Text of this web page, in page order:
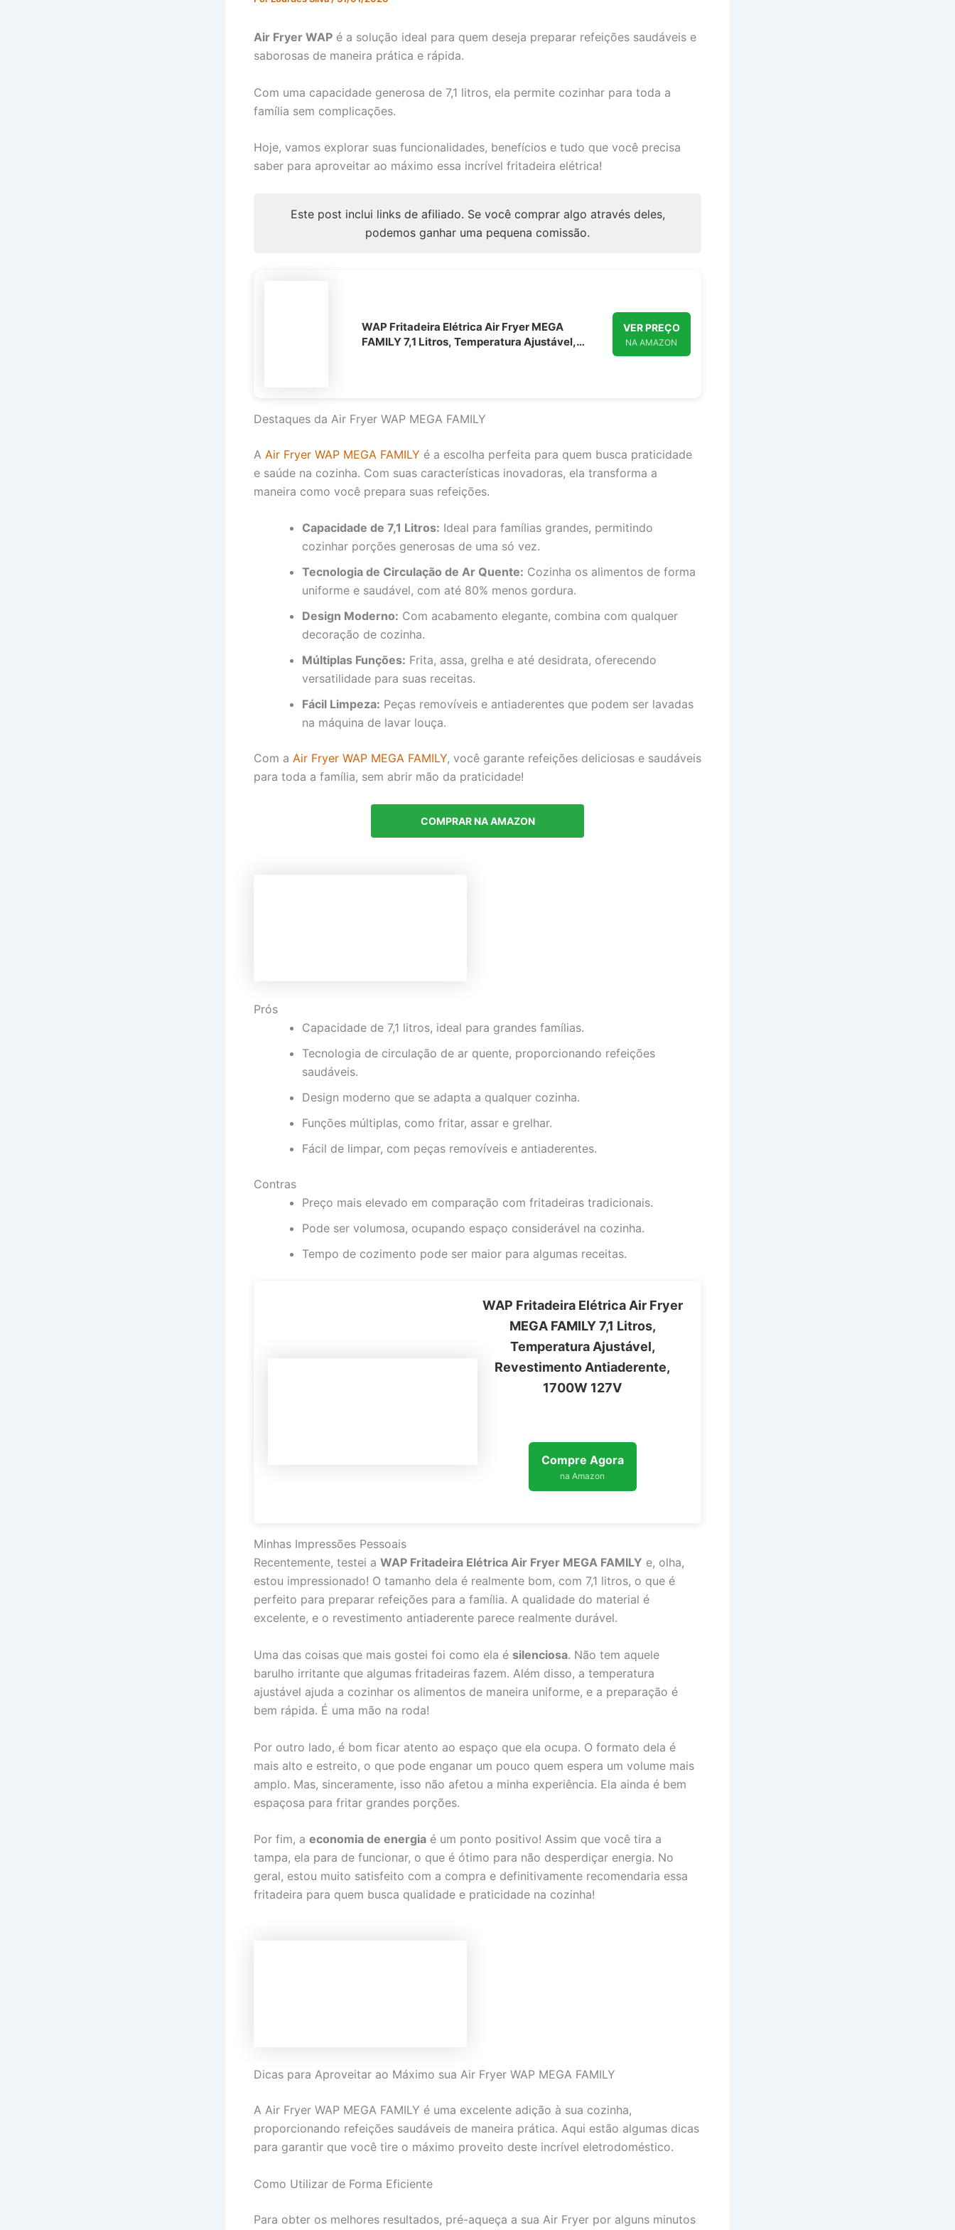
Air Fryer WAP é a solução ideal para quem deseja preparar refeições saudáveis e
saborosas de maneira prática e rápida.
Com uma capacidade generosa de 7,1 litros, ela permite cozinhar para toda a
família sem complicações.
Hoje, vamos explorar suas funcionalidades, benefícios e tudo que você precisa
saber para aproveitar ao máximo essa incrível fritadeira elétrica!
Este post inclui links de afiliado. Se você comprar algo através deles,
podemos ganhar uma pequena comissão.
WAP Fritadeira Elétrica Air Fryer MEGA
FAMILY 7,1 Litros, Temperatura Ajustável,
VER PREÇO
NA AMAZON
Destaques da Air Fryer WAP MEGA FAMILY
A Air Fryer WAP MEGA FAMILY é a escolha perfeita para quem busca praticidade
e saúde na cozinha. Com suas características inovadoras, ela transforma a
maneira como você prepara suas refeições.
Capacidade de 7,1 Litros: Ideal para famílias grandes, permitindo
cozinhar porções generosas de uma só vez.
Tecnologia de Circulação de Ar Quente: Cozinha os alimentos de forma
uniforme e saudável, com até 80% menos gordura.
Design Moderno: Com acabamento elegante, combina com qualquer
decoração de cozinha.
Múltiplas Funções: Frita, assa, grelha e até desidrata, oferecendo
versatilidade para suas receitas.
Fácil Limpeza: Peças removíveis e antiaderentes que podem ser lavadas
na máquina de lavar louça.
Com a Air Fryer WAP MEGA FAMILY, você garante refeições deliciosas e saudáveis
para toda a família, sem abrir mão da praticidade!
COMPRAR NA AMAZON
Prós
Capacidade de 7,1 litros, ideal para grandes famílias.
Tecnologia de circulação de ar quente, proporcionando refeições
saudáveis.
Design moderno que se adapta a qualquer cozinha.
Funções múltiplas, como fritar, assar e grelhar.
Fácil de limpar, com peças removíveis e antiaderentes.
Contras
Preço mais elevado em comparação com fritadeiras tradicionais.
Pode ser volumosa, ocupando espaço considerável na cozinha.
Tempo de cozimento pode ser maior para algumas receitas.
WAP Fritadeira Elétrica Air Fryer
MEGA FAMILY 7,1 Litros,
Temperatura Ajustável,
Revestimento Antiaderente,
1700W 127V
Compre Agora
na Amazon
Minhas Impressões Pessoais
Recentemente, testei a WAP Fritadeira Elétrica Air Fryer MEGA FAMILY e, olha,
estou impressionado! O tamanho dela é realmente bom, com 7,1 litros, o que é
perfeito para preparar refeições para a família. A qualidade do material é
excelente, e o revestimento antiaderente parece realmente durável.
Uma das coisas que mais gostei foi como ela é silenciosa. Não tem aquele
barulho irritante que algumas fritadeiras fazem. Além disso, a temperatura
ajustável ajuda a cozinhar os alimentos de maneira uniforme, e a preparação é
bem rápida. É uma mão na roda!
Por outro lado, é bom ficar atento ao espaço que ela ocupa. O formato dela é
mais alto e estreito, o que pode enganar um pouco quem espera um volume mais
amplo. Mas, sinceramente, isso não afetou a minha experiência. Ela ainda é bem
espaçosa para fritar grandes porções.
Por fim, a economia de energia é um ponto positivo! Assim que você tira a
tampa, ela para de funcionar, o que é ótimo para não desperdiçar energia. No
geral, estou muito satisfeito com a compra e definitivamente recomendaria essa
fritadeira para quem busca qualidade e praticidade na cozinha!
Dicas para Aproveitar ao Máximo sua Air Fryer WAP MEGA FAMILY
A Air Fryer WAP MEGA FAMILY é uma excelente adição à sua cozinha,
proporcionando refeições saudáveis de maneira prática. Aqui estão algumas dicas
para garantir que você tire o máximo proveito deste incrível eletrodoméstico.
Como Utilizar de Forma Eficiente
Para obter os melhores resultados, pré-aqueça a sua Air Fryer por alguns minutos